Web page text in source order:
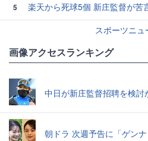
5
楽天から死球5個 新庄監督が苦
スポーツニ
画像アクセスランキング
中日が新庄監督招聘を検討
朝ドラ 次週予告に「ゲンナ